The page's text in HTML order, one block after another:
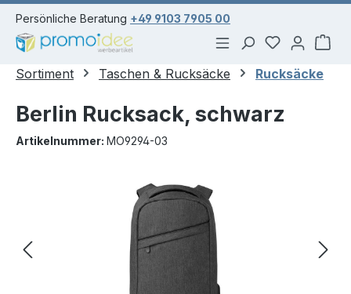
springen
Persönliche Beratung +49 9103 7905 00
Du hast 0
Sortiment Taschen & Rucksäcke Rucksäcke
Berlin Rucksack, schwarz
Artikelnummer: MO9294-03